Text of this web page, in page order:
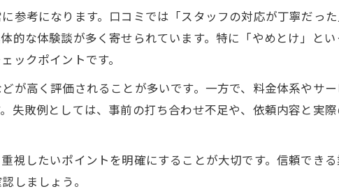
参考になります。口コミでは「スタッフの対応が丁寧だっ
な体験談が多く寄せられています。特に「やめとけ」と
ックポイントです。
が高く評価されることが多いです。一方で、料金体系やサ
失敗例としては、事前の打ち合わせ不足や、依頼内容と実
視したいポイントを明確にすることが大切です。信頼でき
しましょう。